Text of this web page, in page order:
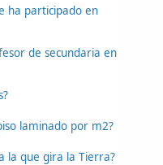
ha participado en
de secundaria en
laminado por m2?
la que gira la Tierra?